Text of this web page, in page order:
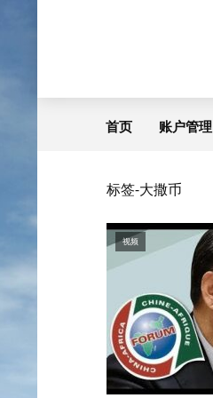
首页 账户管理
标签-大撒币
视频